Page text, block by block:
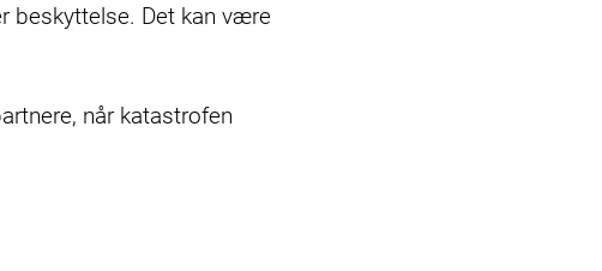
beskyttelse. Det kan være
når katastrofen